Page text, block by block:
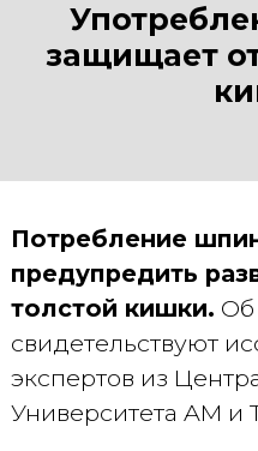
защищает
Потребление
предупредить
толстой кишки. Об
свидетельствуют
экспертов из
Университета AM и